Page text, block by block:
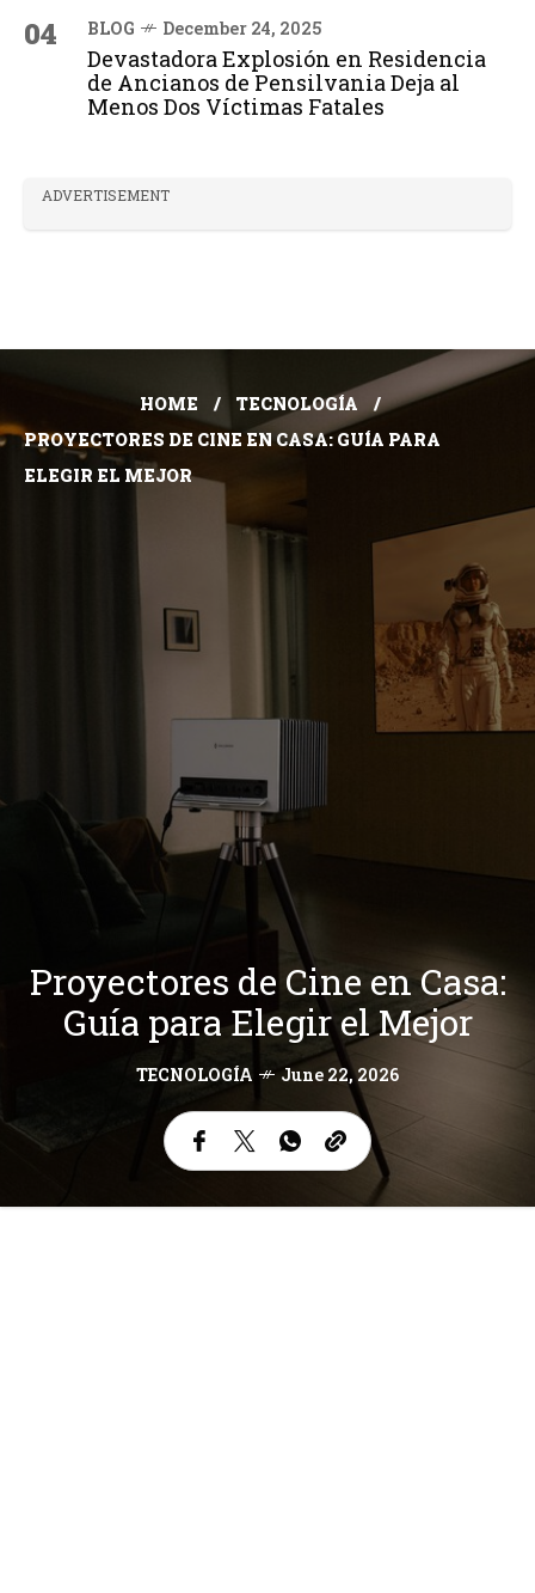
04 BLOG December 24, 2025
Devastadora Explosión en Residencia
de Ancianos de Pensilvania Deja al
Menos Dos Víctimas Fatales
ADVERTISEMENT
HOME
TECNOLOGÍA
PROYECTORES DE CINE EN CASA: GUÍA PARA
ELEGIR EL MEJOR
Proyectores de Cine en Casa:
Guía para Elegir el Mejor
TECNOLOGÍA June 22, 2026